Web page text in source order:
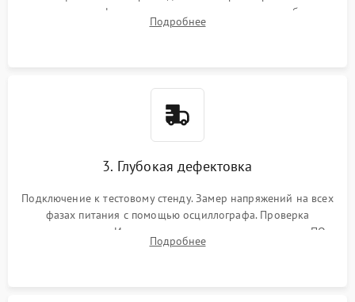
кристалла графического чипа и термопрокладок с банок
памяти и зоны VRM. Очистка платы от пыли и окислов.
Подробнее
3. Глубокая дефектовка
Подключение к тестовому стенду. Замер напряжений на всех
фазах питания с помощью осциллографа. Проверка
инициализации. Использование специализированного ПО
MATS
Подробнее